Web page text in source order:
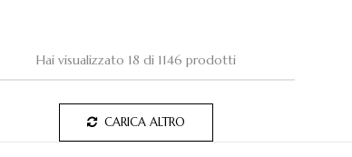
Hai visualizzato 18 di 1146 prodotti
CARICA ALTRO